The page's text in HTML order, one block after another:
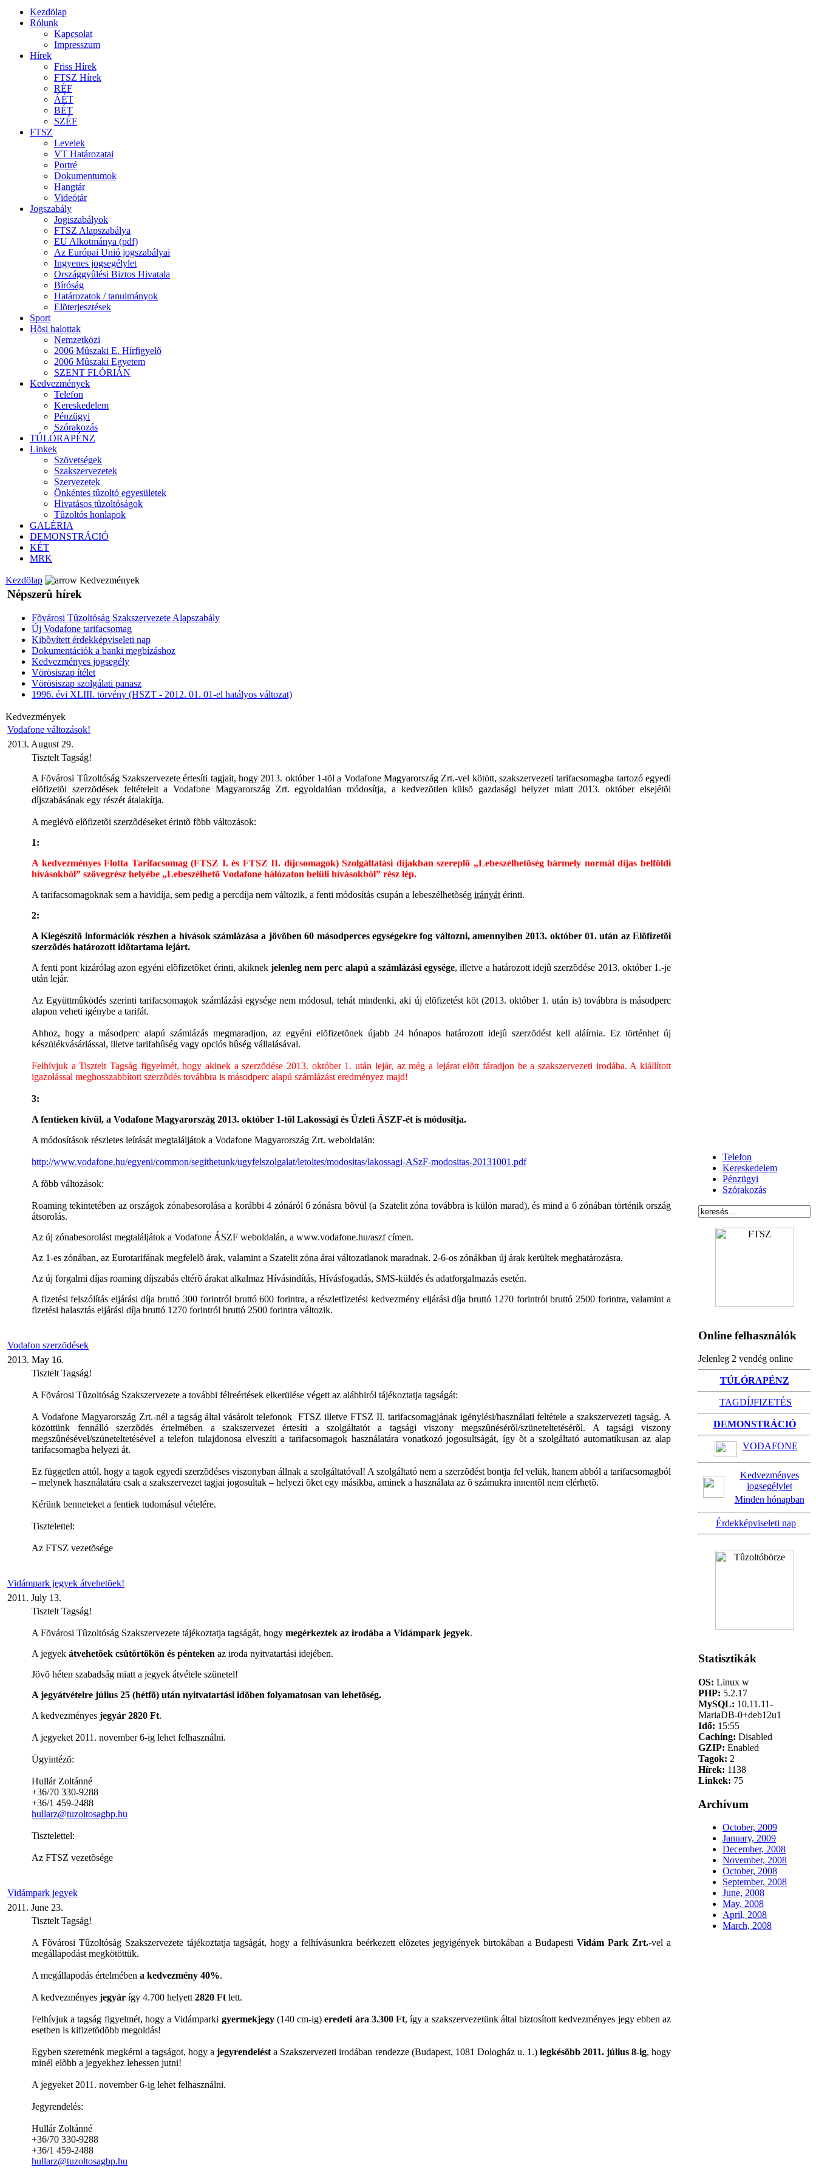
Kezdölap
Rólunk
Kapcsolat
Impresszum
Hírek
Friss Hírek
FTSZ Hírek
RÉF
ÁÉT
BÉT
SZÉF
FTSZ
Levelek
VT Határozatai
Portré
Dokumentumok
Hangtár
Videótár
Jogszabály
Jogiszabályok
FTSZ Alapszabálya
EU Alkotmánya (pdf)
Az Európai Unió jogszabályai
Ingyenes jogsegélylet
Országgyûlési Biztos Hivatala
Bíróság
Határozatok / tanulmányok
Elõterjesztések
Sport
Hõsi halottak
Nemzetközi
2006 Mûszaki E. Hírfigyelõ
2006 Mûszaki Egyetem
SZENT FLÓRIÁN
Kedvezmények
Telefon
Kereskedelem
Pénzügyi
Szórakozás
TÚLÓRAPÉNZ
Linkek
Szövetségek
Szakszervezetek
Szervezetek
Önkéntes tûzoltó egyesületek
Hivatásos tûzoltóságok
Tûzoltós honlapok
GALÉRIA
DEMONSTRÁCIÓ
KÉT
MRK
Kezdölap Kedvezmények
Népszerû hírek
Fõvárosi Tûzoltóság Szakszervezete Alapszabály
Új Vodafone tarifacsomag
Kibõvített érdekképviseleti nap
Dokumentációk a banki megbízáshoz
Kedvezményes jogsegély
Vörösiszap ítélet
Vörösiszap szolgálati panasz
1996. évi XLIII. törvény (HSZT - 2012. 01. 01-el hatályos változat)
Kedvezmények
Vodafone változások!
2013. August 29.
Tisztelt Tagság!
A Fõvárosi Tûzoltóság Szakszervezete értesíti tagjait, hogy 2013. október 1-tõl a Vodafone Magyarország Zrt.-vel kötött, szakszervezeti tarifacsomagba tartozó egyedi
elõfizetõi szerzõdések feltételeit a Vodafone Magyarország Zrt. egyoldalúan módosítja, a kedvezõtlen külsõ gazdasági helyzet miatt 2013. október elsejétõl
díjszabásának egy részét átalakítja.
A meglévõ elõfizetõi szerzõdéseket érintõ fõbb változások:
1:
A kedvezményes Flotta Tarifacsomag (FTSZ I. és FTSZ II. díjcsomagok) Szolgáltatási díjakban szereplõ „Lebeszélhetõség bármely normál díjas belföldi
hívásokból” szövegrész helyébe „Lebeszélhetõ Vodafone hálózaton belüli hívásokból” rész lép.
A tarifacsomagoknak sem a havidíja, sem pedig a percdíja nem változik, a fenti módosítás csupán a lebeszélhetõség irányát érinti.
2:
A Kiegészítõ információk részben a hívások számlázása a jövõben 60 másodperces egységekre fog változni, amennyiben 2013. október 01. után az Elõfizetõi
szerzõdés határozott idõtartama lejárt.
A fenti pont kizárólag azon egyéni elõfizetõket érinti, akiknek jelenleg nem perc alapú a számlázási egysége, illetve a határozott idejû szerzõdése 2013. október 1.-je
után lejár.
Az Együttmûködés szerinti tarifacsomagok számlázási egysége nem módosul, tehát mindenki, aki új elõfizetést köt (2013. október 1. után is) továbbra is másodperc
alapon veheti igénybe a tarifát.
Ahhoz, hogy a másodperc alapú számlázás megmaradjon, az egyéni elõfizetõnek újabb 24 hónapos határozott idejû szerzõdést kell aláírnia. Ez történhet új
készülékvásárlással, illetve tarifahûség vagy opciós hûség vállalásával.
Felhívjuk a Tisztelt Tagság figyelmét, hogy akinek a szerzõdése 2013. október 1. után lejár, az még a lejárat elõtt fáradjon be a szakszervezeti irodába. A kiállított
igazolással meghosszabbított szerzõdés továbbra is másodperc alapú számlázást eredményez majd!
3:
A fentieken kívül, a Vodafone Magyarország 2013. október 1-tõl Lakossági és Üzleti ÁSZF-ét is módosítja.
A módosítások részletes leírását megtaláljátok a Vodafone Magyarország Zrt. weboldalán:
http://www.vodafone.hu/egyeni/common/segithetunk/ugyfelszolgalat/letoltes/modositas/lakossagi-ASzF-modositas-20131001.pdf
A fõbb változások:
Roaming tekintetében az országok zónabesorolása a korábbi 4 zónáról 6 zónásra bõvül (a Szatelit zóna továbbra is külön marad), és mind a 6 zónában történik ország
átsorolás.
Az új zónabesorolást megtaláljátok a Vodafone ÁSZF weboldalán, a www.vodafone.hu/aszf címen.
Az 1-es zónában, az Eurotarifának megfelelõ árak, valamint a Szatelit zóna árai változatlanok maradnak. 2-6-os zónákban új árak kerültek meghatározásra.
Az új forgalmi díjas roaming díjszabás eltérõ árakat alkalmaz Hívásindítás, Hívásfogadás, SMS-küldés és adatforgalmazás esetén.
A fizetési felszólítás eljárási díja bruttó 300 forintról bruttó 600 forintra, a részletfizetési kedvezmény eljárási díja bruttó 1270 forintról bruttó 2500 forintra, valamint a
fizetési halasztás eljárási díja bruttó 1270 forintról bruttó 2500 forintra változik.
Vodafon szerzõdések
2013. May 16.
Tisztelt Tagság!
A Fõvárosi Tûzoltóság Szakszervezete a további félreértések elkerülése végett az alábbiról tájékoztatja tagságát:
A Vodafone Magyarország Zrt.-nél a tagság által vásárolt telefonok FTSZ illetve FTSZ II. tarifacsomagjának igénylési/használati feltétele a szakszervezeti tagság. A
közöttünk fennálló szerzõdés értelmében a szakszervezet értesíti a szolgáltatót a tagsági viszony megszûnésérõl/szüneteltetésérõl. A tagsági viszony
megszûnésével/szüneteltetésével a telefon tulajdonosa elveszíti a tarifacsomagok használatára vonatkozó jogosultságát, így õt a szolgáltató automatikusan az alap
tarifacsomagba helyezi át.
Ez független attól, hogy a tagok egyedi szerzõdéses viszonyban állnak a szolgáltatóval! A szolgáltató nem a szerzõdést bontja fel velük, hanem abból a tarifacsomagból
– melynek használatára csak a szakszervezet tagjai jogosultak – helyezi õket egy másikba, aminek a használata az õ számukra innentõl nem elérhetõ.
Kérünk benneteket a fentiek tudomásul vételére.
Tisztelettel:
Az FTSZ vezetõsége
Vidámpark jegyek átvehetõek!
2011. July 13.
Tisztelt Tagság!
A Fõvárosi Tûzoltóság Szakszervezete tájékoztatja tagságát, hogy megérkeztek az irodába a Vidámpark jegyek.
A jegyek átvehetõek csütörtökön és pénteken az iroda nyitvatartási idejében.
Jövõ héten szabadság miatt a jegyek átvétele szünetel!
A jegyátvételre július 25 (hétfõ) után nyitvatartási idõben folyamatosan van lehetõség.
A kedvezményes jegyár 2820 Ft.
A jegyeket 2011. november 6-ig lehet felhasználni.
Ügyintézõ:
Hullár Zoltánné
+36/70 330-9288
+36/1 459-2488
hullarz@tuzoltosagbp.hu
Tisztelettel:
Az FTSZ vezetõsége
Vidámpark jegyek
2011. June 23.
Tisztelt Tagság!
A Fõvárosi Tûzoltóság Szakszervezete tájékoztatja tagságát, hogy a felhívásunkra beérkezett elõzetes jegyigények birtokában a BudapestiVidám Park Zrt.-vel a
megállapodást megkötöttük.
A megállapodás értelmében a kedvezmény 40%.
A kedvezményes jegyár így 4.700 helyett 2820 Ft lett.
Felhívjuk a tagság figyelmét, hogy a Vidámparki gyermekjegy(140 cm-ig)eredeti ára 3.300 Ft, így a szakszervezetünk által biztosított kedvezményes jegy ebben az
esetben is kifizetõdõbb megoldás!
Egyben szeretnénk megkérni a tagságot, hogy ajegyrendelést a Szakszervezeti irodában rendezze (Budapest, 1081 Dologház u. 1.) legkésõbb 2011. július 8-ig, hogy
minél elõbb a jegyekhez lehessen jutni!
A jegyeket 2011. november 6-ig lehet felhasználni.
Jegyrendelés:
Hullár Zoltánné
+36/70 330-9288
+36/1 459-2488
hullarz@tuzoltosagbp.hu
Telefon
Kereskedelem
Pénzügyi
Szórakozás
Online felhasználók
Jelenleg 2 vendég online
TÚLÓRAPÉNZ
TAGDÍJFIZETÉS
DEMONSTRÁCIÓ
VODAFONE
Kedvezményes
jogsegélylet
Minden hónapban
Érdekképviseleti nap
Statisztikák
OS: Linux w
PHP: 5.2.17
MySQL: 10.11.11-
MariaDB-0+deb12u1
Idő: 15:55
Caching: Disabled
GZIP: Enabled
Tagok: 2
Hírek: 1138
Linkek: 75
Archívum
October, 2009
January, 2009
December, 2008
November, 2008
October, 2008
September, 2008
June, 2008
May, 2008
April, 2008
March, 2008